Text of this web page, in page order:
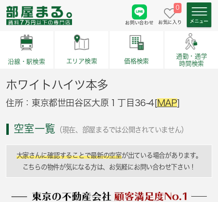
お問い合わせ
0
お気に入り
沿線・駅検索 エリア検索 価格検索
通勤・通学
時間検索
ホワイトハイツ本多
住所：東京都世田谷区大原１丁目36-4[MAP]
空室一覧 （現在、部屋まるでは公開されていません）
大家さんに確認することで最新の空室が出ている場合があります。
こちらの物件が気になる方は、お気軽にお問い合わせ下さい！